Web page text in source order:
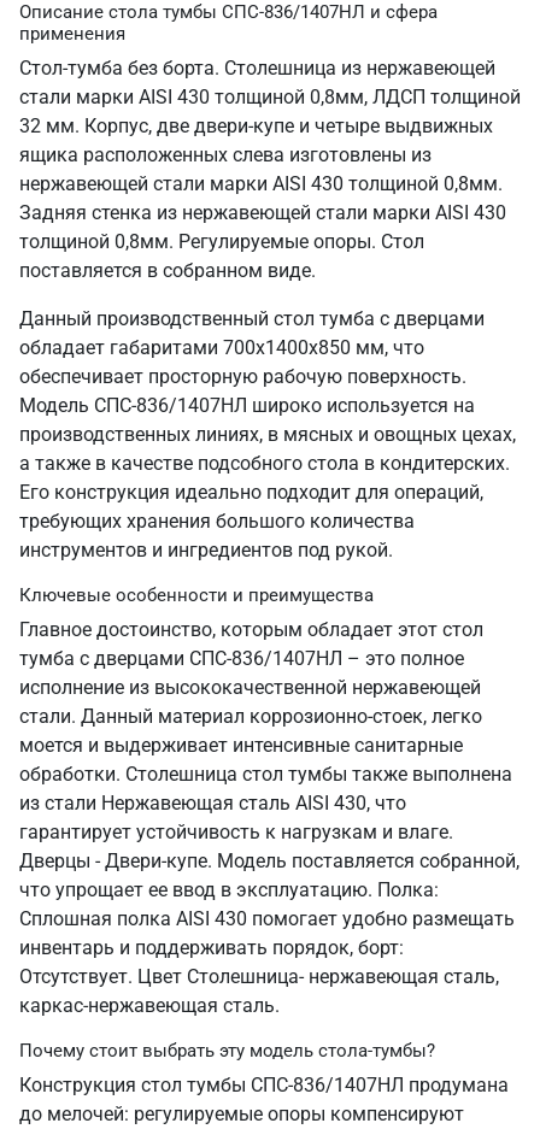
Описание стола тумбы СПС-836/1407НЛ и сфера
применения
Стол-тумба без борта. Столешница из нержавеющей
стали марки AISI 430 толщиной 0,8мм, ЛДСП толщиной
32 мм. Корпус, две двери-купе и четыре выдвижных
ящика расположенных слева изготовлены из
нержавеющей стали марки AISI 430 толщиной 0,8мм.
Задняя стенка из нержавеющей стали марки AISI 430
толщиной 0,8мм. Регулируемые опоры. Стол
поставляется в собранном виде.
Данный производственный стол тумба с дверцами
обладает габаритами 700х1400х850 мм, что
обеспечивает просторную рабочую поверхность.
Модель СПС-836/1407НЛ широко используется на
производственных линиях, в мясных и овощных цехах,
а также в качестве подсобного стола в кондитерских.
Его конструкция идеально подходит для операций,
требующих хранения большого количества
инструментов и ингредиентов под рукой.
Ключевые особенности и преимущества
Главное достоинство, которым обладает этот стол
тумба с дверцами СПС-836/1407НЛ – это полное
исполнение из высококачественной нержавеющей
стали. Данный материал коррозионно-стоек, легко
моется и выдерживает интенсивные санитарные
обработки. Столешница стол тумбы также выполнена
из стали Нержавеющая сталь AISI 430, что
гарантирует устойчивость к нагрузкам и влаге.
Дверцы - Двери-купе. Модель поставляется собранной,
что упрощает ее ввод в эксплуатацию. Полка:
Сплошная полка AISI 430 помогает удобно размещать
инвентарь и поддерживать порядок, борт:
Отсутствует. Цвет Столешница- нержавеющая сталь,
каркас-нержавеющая сталь.
Почему стоит выбрать эту модель стола-тумбы?
Конструкция стол тумбы СПС-836/1407НЛ продумана
до мелочей: регулируемые опоры компенсируют